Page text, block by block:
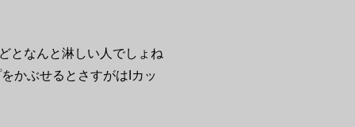
となんと淋しい人でしょね
かぶせるとさすがはIカッ